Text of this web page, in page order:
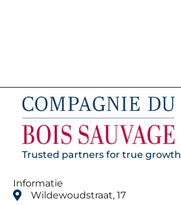
Trusted partners for true growth
Informatie
Wildewoudstraat, 17